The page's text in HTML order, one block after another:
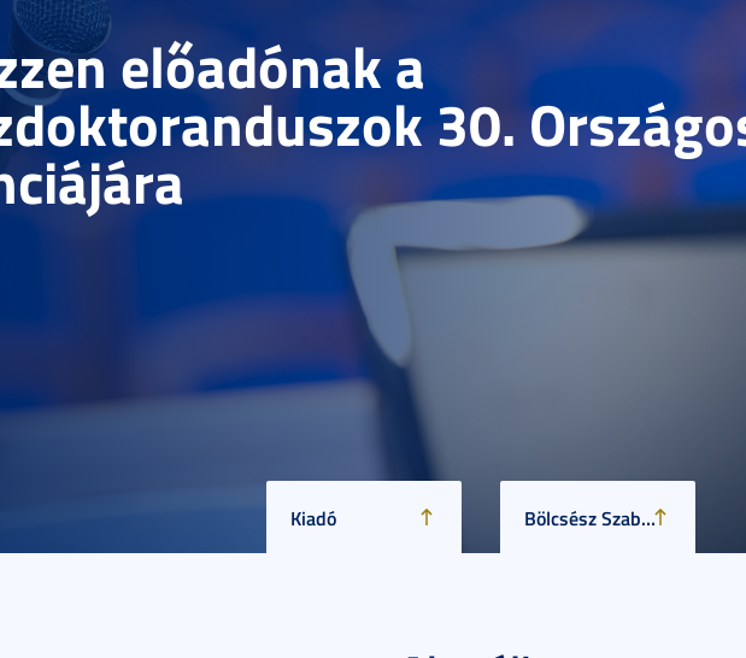
előadónak a
30.
Kiadó Bölcsész Szabadegyetem